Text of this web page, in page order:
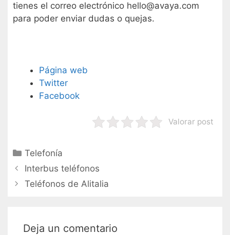
tienes el correo electrónico hello@avaya.com
para poder enviar dudas o quejas.
Página web
Twitter
Facebook
Valorar post
Categorías
Telefonía
Navegación
de
Interbus teléfonos
Teléfonos de Alitalia
Deja un comentario